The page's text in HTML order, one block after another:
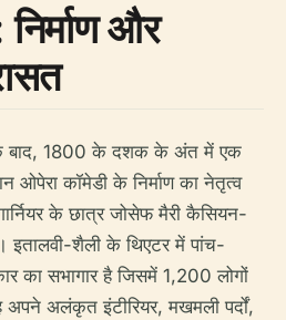
और
बाद, 1800 के दशक के अंत में एक
ओपेरा कॉमेडी के निर्माण का नेतृत्व
के छात्र जोसेफ मैरी कैसियन-
था। इतालवी-शैली के थिएटर में पांच-
का सभागार है जिसमें 1,200 लोगों
अलंकृत इंटीरियर, मखमली पर्दों,